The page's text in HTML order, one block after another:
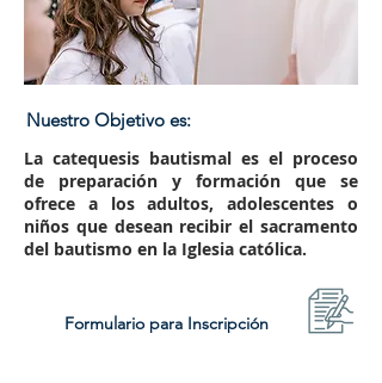
Nuestro Objetivo es:
La catequesis bautismal es el proceso
de preparación y formación que se
ofrece a los adultos, adolescentes o
niños que desean recibir el sacramento
del bautismo en la Iglesia católica.
Formulario para Inscripción